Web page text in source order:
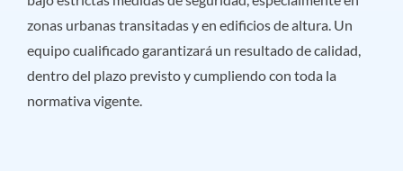
zonas urbanas transitadas y en edificios de altura. Un
equipo cualificado garantizará un resultado de calidad,
dentro del plazo previsto y cumpliendo con toda la
normativa vigente.